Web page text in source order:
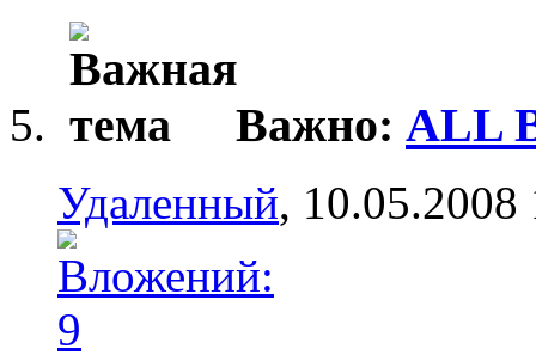
Важно: ALL
Удаленный, 10.05.2008